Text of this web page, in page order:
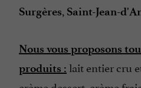
Surgères, Saint-Jean-
Nous vous proposons
produits : lait entier cru